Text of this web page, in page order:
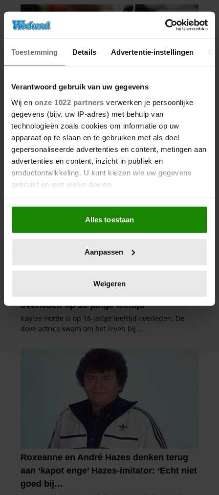
Toestemming Details Advertentie-instellingen
Verantwoord gebruik van uw gegevens
Wij en onze 1022 partners verwerken je persoonlijke
gegevens (bijv. uw IP-adres) met behulp van
technologieën zoals cookies om informatie op uw
apparaat op te slaan en te gebruiken met als doel
gepersonaliseerde advertenties en content, metingen aan
advertenties en content, inzicht in publiek en
productontwikkeling. U kunt kiezen wie uw gegevens
gebruikt en met welke doelen.
Als u het toestaat, willen we ook graag:
Informatie verzamelen over uw geografische
locatie, die tot een paar meter nauwkeurig kan zijn
scannen op specifieke eigenschappen (fingerprinting)
verwerkt en stel uw voorkeuren in het
intrekken in de Cookieverklaring.
We gebruiken cookies om content en advertenties te
en om ons websiteverkeer te analyseren. Ook delen we
informatie over uw gebruik van onze site met onze
partners voor social media, adverteren en analyse. Deze
partners kunnen deze gegevens combineren met andere
informatie die u aan ze heeft verstrekt of die ze hebben
verzameld op basis van uw gebruik van hun services. U
gaat akkoord met onze cookies als u onze website blijft
Alles toestaan
Aanpassen
Weigeren